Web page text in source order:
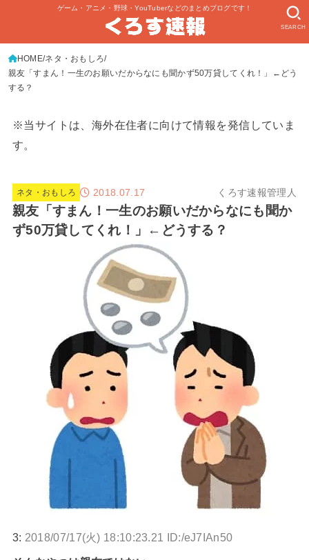
ゲーム・アニメ・野球・YouTuberなどのまとめブログです！
SEARCH
HOME ネタ・おもしろ
親友「すまん！一生のお願いだからなにも聞かず50万貸してくれ！」←どう
する？
※当サイトは、海外在住者に向けて情報を発信していま
す。
ネタ・おもしろ 2018.07.17 くろす速報管理人
親友「すまん！一生のお願いだからなにも聞か
ず50万貸してくれ！」←どうする？
3: 2018/07/17(火) 18:10:23.21 ID:/eJ7IAn50